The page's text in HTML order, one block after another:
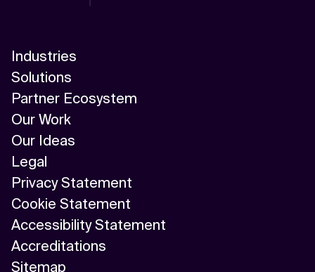
Industries
Solutions
Partner Ecosystem
Our Work
Our Ideas
Legal
Privacy Statement
Cookie Statement
Accessibility Statement
Accreditations
Sitemap